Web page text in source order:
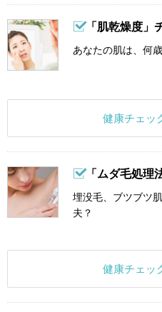
「肌乾燥度」
あなたの肌は、何
健康チェッ
「ムダ毛処理
埋没毛、ブツブツ
夫？
健康チェッ